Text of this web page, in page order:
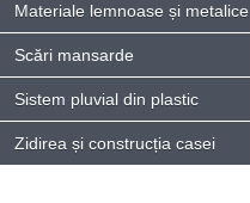
Materiale lemnoase și metalice
Scări mansarde
Sistem pluvial din plastic
Zidirea și construcția casei